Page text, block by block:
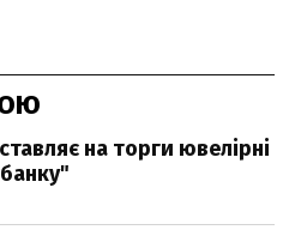
на торги ювелірні